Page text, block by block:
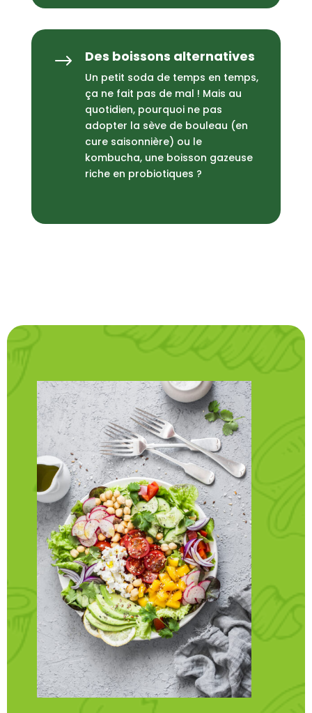
$ Des boissons alternatives
Un petit soda de temps en temps,
ça ne fait pas de mal ! Mais au
quotidien, pourquoi ne pas
adopter la sève de bouleau (en
cure saisonnière) ou le
kombucha, une boisson gazeuse
riche en probiotiques ?